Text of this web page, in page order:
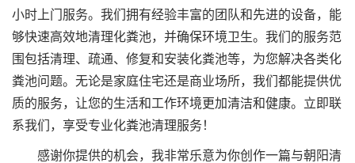
小时上门服务。我们拥有经验丰富的团队和先进的设备，能
够快速高效地清理化粪池，并确保环境卫生。我们的服务范
围包括清理、疏通、修复和安装化粪池等，为您解决各类化
粪池问题。无论是家庭住宅还是商业场所，我们都能提供优
质的服务，让您的生活和工作环境更加清洁和健康。立即联
系我们，享受专业化粪池清理服务！
感谢你提供的机会，我非常乐意为你创作一篇与朝阳清